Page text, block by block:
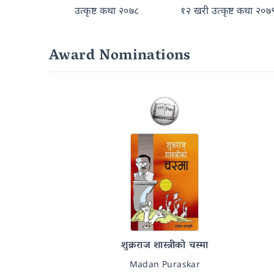
उत्कृष्ट कथा २०७८ १२ खरी उत्कृष्ट कथा
Award Nominations
शुक्रराज शास्त्रीको चस्मा
Madan Puraskar